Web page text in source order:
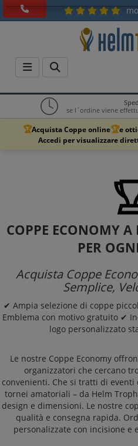
se l´ordine viene
🏆Acquista Coppe online🏆e
Accedi per visualizzare
COPPE ECONOMY A
PER
Acquista Coppe
Semplice,
✔ Ampia selezione di coppe
Emblema con motivo gratuito ✔
logo personalizzato
Le nostre Coppe Economy
organizzatori che cercano
convenienti. Che si tratti di
tornei amatoriali – da Helm
design e dimensioni. Le nostre
qualità e consegna rapida.
personalizzate con incisione e